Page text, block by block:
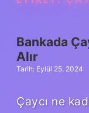
Bankada
Alır
Tarih: Eylül 25, 2024
Çaycı ne